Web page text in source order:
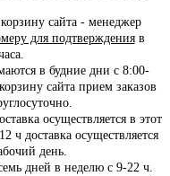
сайта - менеджер
для подтвержденияв
в будние дни с 8:00-
сайта прием заказов
осуществляется в этот
ч доставка осуществляется
день.
дней в неделю с 9-22 ч.